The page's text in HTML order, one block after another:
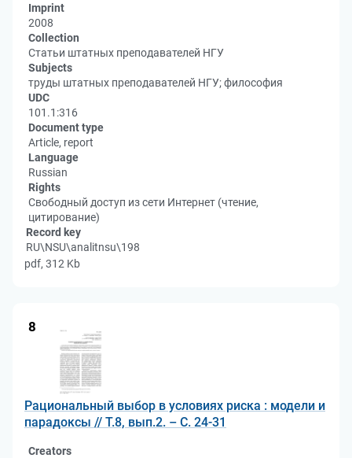
Imprint
2008
Collection
Статьи штатных преподавателей НГУ
Subjects
труды штатных преподавателей НГУ; философия
UDC
101.1:316
Document type
Article, report
Language
Russian
Rights
Свободный доступ из сети Интернет (чтение,
цитирование)
Record key
RU\NSU\analitnsu\198
pdf, 312 Kb
8
Рациональный выбор в условиях риска : модели и
парадоксы // Т.8, вып.2. – С. 24-31
Creators